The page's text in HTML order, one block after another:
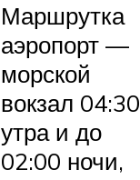
Маршрутка
аэропорт —
морской
вокзал 04:30
утра и до
02:00 ночи,